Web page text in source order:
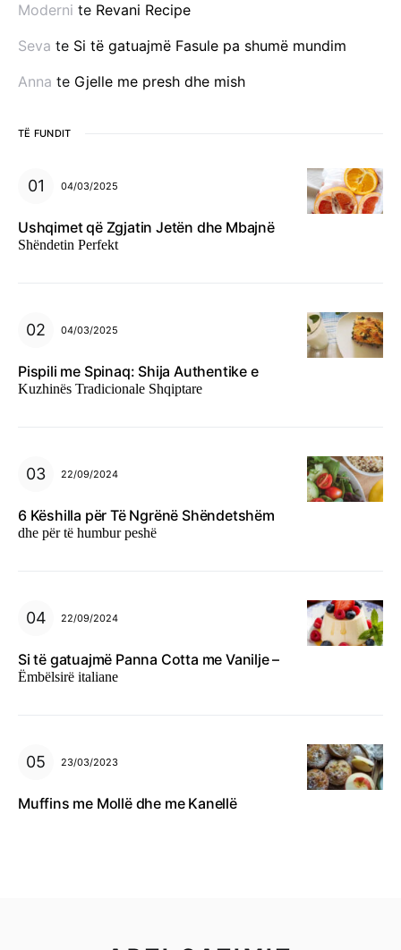
Moderni te Revani Recipe
Seva te Si të gatuajmë Fasule pa shumë mundim
Anna te Gjelle me presh dhe mish
TË FUNDIT
04/03/2025
Ushqimet që Zgjatin Jetën dhe Mbajnë
Shëndetin Perfekt
04/03/2025
Pispili me Spinaq: Shija Authentike e
Kuzhinës Tradicionale Shqiptare
22/09/2024
6 Këshilla për Të Ngrënë Shëndetshëm
dhe për të humbur peshë
22/09/2024
Si të gatuajmë Panna Cotta me Vanilje –
Ëmbëlsirë italiane
23/03/2023
Muffins me Mollë dhe me Kanellë